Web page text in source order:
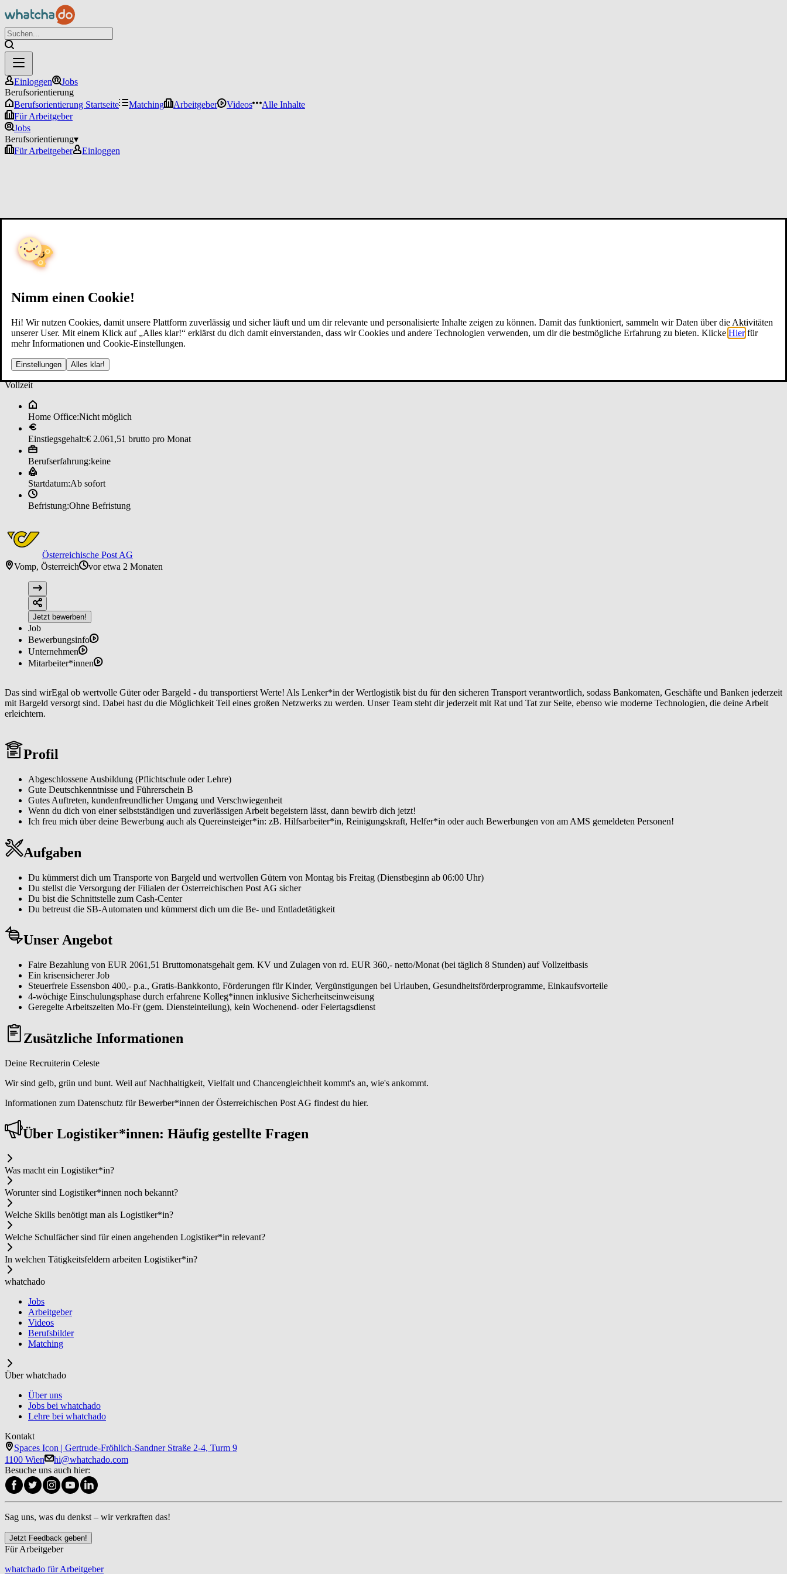
Nimm einen Cookie!
Hi! Wir nutzen Cookies, damit unsere Plattform zuverlässig und sicher läuft und um dir relevante und personalisierte Inhalte zeigen zu können. Damit das funktioniert, sammeln wir Daten über die Aktivitäten
unserer User. Mit einem Klick auf „Alles klar!“ erklärst du dich damit einverstanden, dass wir Cookies und andere Technologien verwenden, um dir die bestmögliche Erfahrung zu bieten. Klicke Hier für
mehr Informationen und Cookie-Einstellungen.
Einstellungen Alles klar!
Einloggen
Jobs
Berufsorientierung
Berufsorientierung Startseite
Matching Arbeitgeber Videos
Alle Inhalte
Für Arbeitgeber
Jobs
Berufsorientierung▾
Für Arbeitgeber
Einloggen
Len­ker*in (w/m/d) ­Pos­t Wert­lo­gis­ti­k Gmb­H - ­Stütz­punk­t Vomp
Vollzeit
Home Office:Nicht möglich
Einstiegsgehalt:€ 2.061,51 brutto pro Monat
Berufserfahrung:keine
Startdatum:Ab sofort
Befristung:Ohne Befristung
Österreichische Post AG
Vomp, Österreich
vor etwa 2 Monaten
Jetzt bewerben!
Job
Bewerbungsinfo
Unternehmen
Mitarbeiter*innen
Das sind wirEgal ob wertvolle Güter oder Bargeld - du transportierst Werte! Als Lenker*in der Wertlogistik bist du für den sicheren Transport verantwortlich, sodass Bankomaten, Geschäfte und Banken jederzeit
mit Bargeld versorgt sind. Dabei hast du die Möglichkeit Teil eines großen Netzwerks zu werden. Unser Team steht dir jederzeit mit Rat und Tat zur Seite, ebenso wie moderne Technologien, die deine Arbeit
erleichtern.
Profil
Abgeschlossene Ausbildung (Pflichtschule oder Lehre)
Gute Deutschkenntnisse und Führerschein B
Gutes Auftreten, kundenfreundlicher Umgang und Verschwiegenheit
Wenn du dich von einer selbstständigen und zuverlässigen Arbeit begeistern lässt, dann bewirb dich jetzt!
Ich freu mich über deine Bewerbung auch als Quereinsteiger*in: zB. Hilfsarbeiter*in, Reinigungskraft, Helfer*in oder auch Bewerbungen von am AMS gemeldeten Personen!
Aufgaben
Du kümmerst dich um Transporte von Bargeld und wertvollen Gütern von Montag bis Freitag (Dienstbeginn ab 06:00 Uhr)
Du stellst die Versorgung der Filialen der Österreichischen Post AG sicher
Du bist die Schnittstelle zum Cash-Center
Du betreust die SB-Automaten und kümmerst dich um die Be- und Entladetätigkeit
Unser Angebot
Faire Bezahlung von EUR 2061,51 Bruttomonatsgehalt gem. KV und Zulagen von rd. EUR 360,- netto/Monat (bei täglich 8 Stunden) auf Vollzeitbasis
Ein krisensicherer Job
Steuerfreie Essensbon 400,- p.a., Gratis-Bankkonto, Förderungen für Kinder, Vergünstigungen bei Urlauben, Gesundheitsförderprogramme, Einkaufsvorteile
4-wöchige Einschulungsphase durch erfahrene Kolleg*innen inklusive Sicherheitseinweisung
Geregelte Arbeitszeiten Mo-Fr (gem. Diensteinteilung), kein Wochenend- oder Feiertagsdienst
Zusätzliche Informationen
Deine Recruiterin Celeste
Wir sind gelb, grün und bunt. Weil auf Nachhaltigkeit, Vielfalt und Chancengleichheit kommt's an, wie's ankommt.
Informationen zum Datenschutz für Bewerber*innen der Österreichischen Post AG findest du hier.
Über Lo­gis­ti­ker*in­nen: Häufig gestellte Fragen
Was macht ein Lo­gis­ti­ker*in?
Worunter sind Lo­gis­ti­ker*in­nen noch bekannt?
Welche Skills benötigt man als Lo­gis­ti­ker*in?
Welche Schulfächer sind für einen angehenden Lo­gis­ti­ker*in relevant?
In welchen Tätigkeitsfeldern arbeiten Lo­gis­ti­ker*in?
whatchado
Jobs
Arbeitgeber
Videos
Berufsbilder
Matching
Über whatchado
Über uns
Jobs bei whatchado
Lehre bei whatchado
Kontakt
Spaces Icon | Gertrude-Fröhlich-Sandner Straße 2-4, Turm 9
1100 Wien
hi@whatchado.com
Besuche uns auch hier:
Sag uns, was du denkst – wir verkraften das!
Jetzt Feedback geben!
Für Arbeitgeber
whatchado für Arbeitgeber